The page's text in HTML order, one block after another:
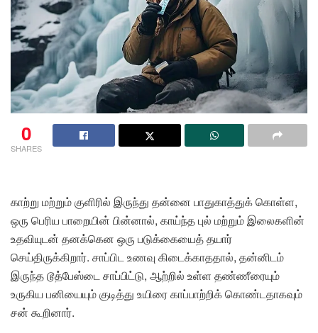
0
SHARES
காற்று மற்றும் குளிரில் இருந்து தன்னை பாதுகாத்துக் கொள்ள,
ஒரு பெரிய பாறையின் பின்னால், காய்ந்த புல் மற்றும் இலைகளின்
உதவியுடன் தனக்கென ஒரு படுக்கையைத் தயார்
செய்திருக்கிறார். சாப்பிட உணவு கிடைக்காததால், தன்னிடம்
இருந்த டூத்பேஸ்டை சாப்பிட்டு, ஆற்றில் உள்ள தண்ணீரையும்
உருகிய பனியையும் குடித்து உயிரை காப்பாற்றிக் கொண்டதாகவும்
சன் கூறினார்.